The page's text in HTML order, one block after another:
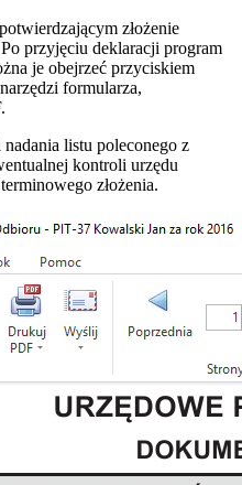
złożenie
przyjęciu deklaracji program
je obejrzeć przyciskiem
formularza,
listu poleconego z
kontroli urzędu
złożenia.